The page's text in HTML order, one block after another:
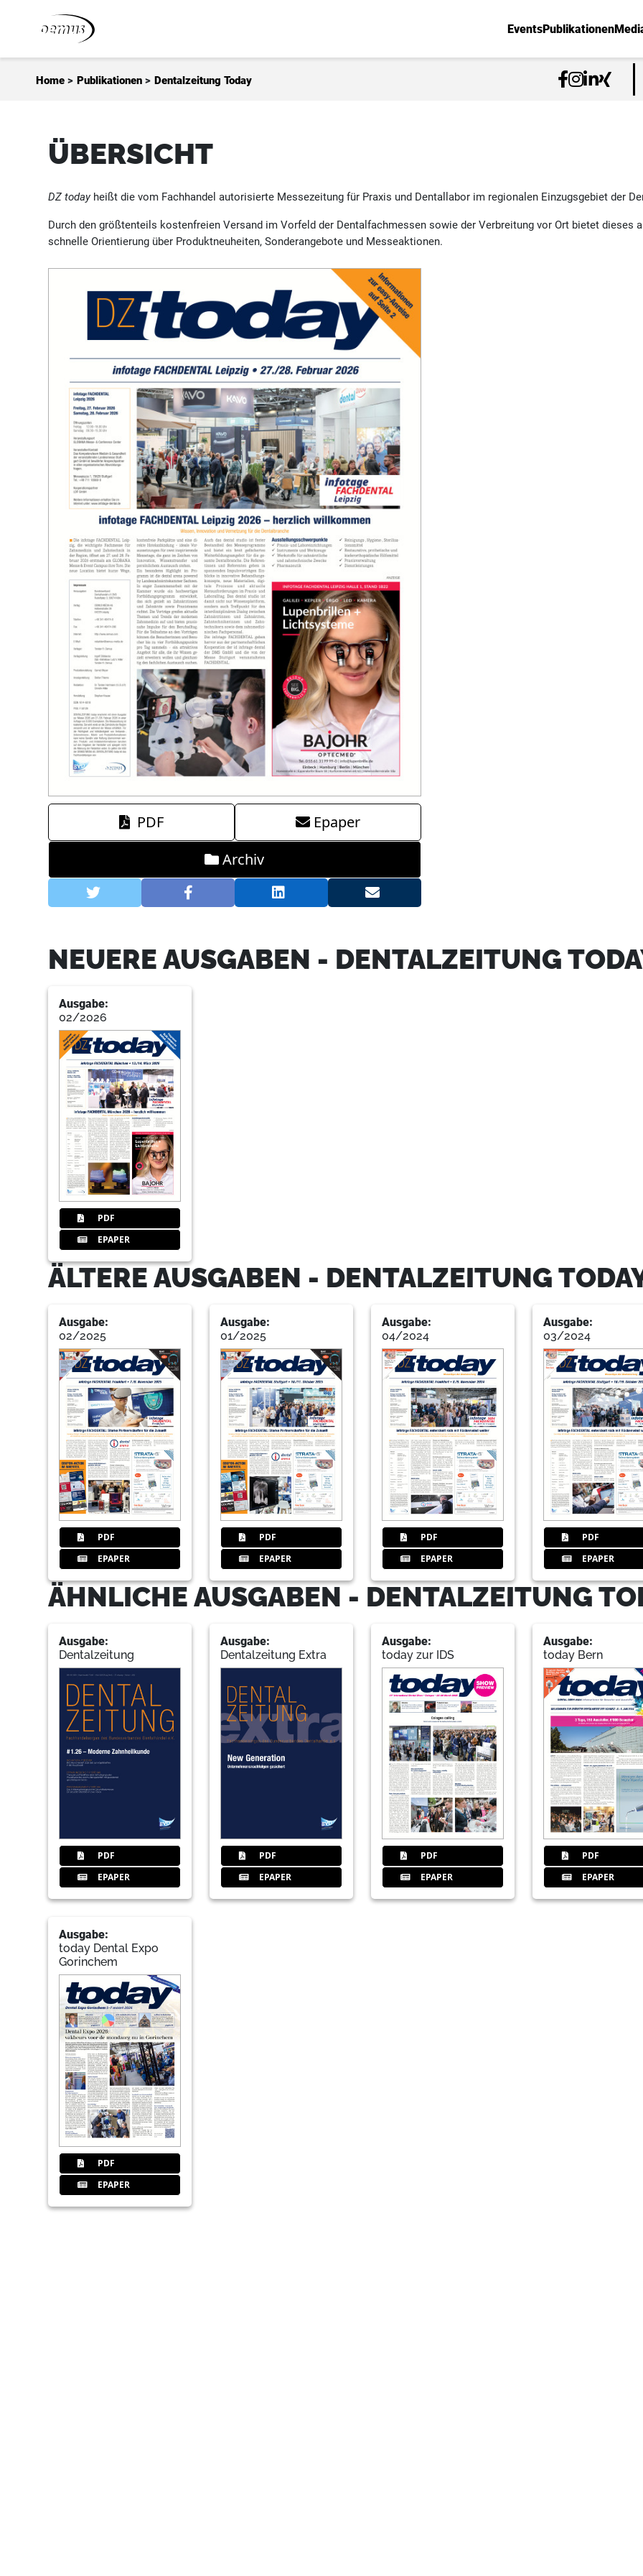
EventsPublikationen
Home > Publikationen > Dentalzeitung Today
ÜBERSICHT
DZ todayheißt die vom Fachhandel autorisierte Messezeitung für Praxis und Dentallabor im regionalen Einzugsgebiet der
Durch den größtenteils kostenfreien Versand im Vorfeld der Dentalfachmessen sowie der Verbreitung vor Ort bietet dieses
schnelle Orientierung über Produktneuheiten, Sonderangebote und Messeaktionen.
PDF
Epaper
Archiv
NEUERE AUSGABEN - DENTALZEITUNG
Ausgabe:
02/2026
PDF
EPAPER
ÄLTERE AUSGABEN - DENTALZEITUNG
Ausgabe:
02/2025
PDF
EPAPER
Ausgabe:
01/2025
PDF
EPAPER
Ausgabe:
04/2024
PDF
EPAPER
Ausgabe:
03/2024
PDF
EPAPER
ÄHNLICHE AUSGABEN - DENTALZEITUNG
Ausgabe:
Dentalzeitung
PDF
EPAPER
Ausgabe:
Dentalzeitung Extra
PDF
EPAPER
Ausgabe:
today zur IDS
PDF
EPAPER
Ausgabe:
today Bern
PDF
EPAPER
Ausgabe:
today Dental Expo
Gorinchem
PDF
EPAPER